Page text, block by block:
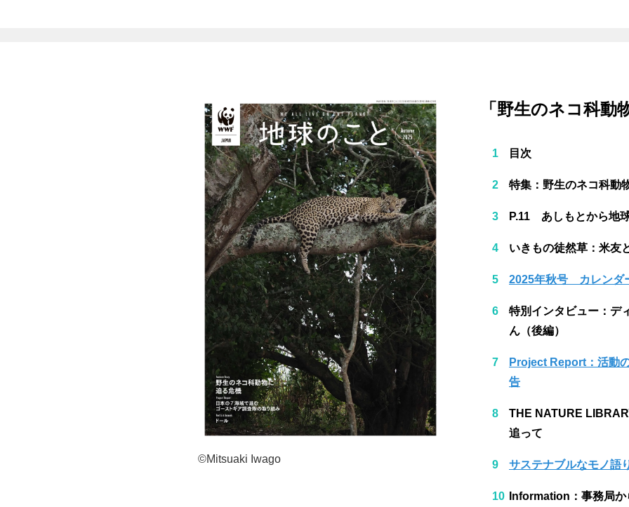
©Mitsuaki Iwago
「野生のネコ科動
目次
特集：野生のネコ科動
P.11 あしもとから地
いきもの徒然草：米友
2025年秋号 カレンダ
特別インタビュー：デ
ん（後編）​
Project Report：活動
告​
THE NATURE
追って​​
サステナブルなモノ語
Information：事務局